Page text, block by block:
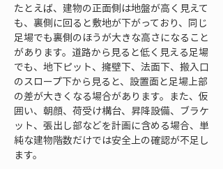
たとえば、建物の正面側は地盤が高く見えて
も、裏側に回ると敷地が下がっており、同じ
足場でも裏側のほうが大きな高さになること
があります。道路から見ると低く見える足場
でも、地下ピット、擁壁下、法面下、搬入口
のスロープ下から見ると、設置面と足場上部
の差が大きくなる場合があります。また、仮
囲い、朝顔、荷受け構台、昇降設備、ブラケ
ット、張出し部などを計画に含める場合、単
純な建物階数だけでは安全上の確認が不足し
ます。